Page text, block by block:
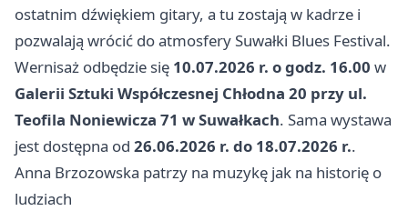
ostatnim dźwiękiem gitary, a tu zostają w kadrze i
pozwalają wrócić do atmosfery Suwałki Blues Festival.
Wernisaż odbędzie się 10.07.2026 r. o godz. 16.00 w
Galerii Sztuki Współczesnej Chłodna 20 przy ul.
Teofila Noniewicza 71 w Suwałkach. Sama wystawa
jest dostępna od 26.06.2026 r. do 18.07.2026 r..
Anna Brzozowska patrzy na muzykę jak na historię o
ludziach